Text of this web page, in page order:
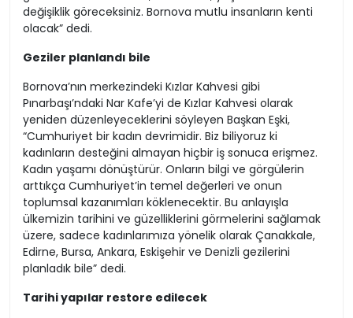
değişiklik göreceksiniz. Bornova mutlu insanların kenti
olacak” dedi.
Geziler planlandı bile
Bornova’nın merkezindeki Kızlar Kahvesi gibi
Pınarbaşı’ndaki Nar Kafe’yi de Kızlar Kahvesi olarak
yeniden düzenleyeceklerini söyleyen Başkan Eşki,
“Cumhuriyet bir kadın devrimidir. Biz biliyoruz ki
kadınların desteğini almayan hiçbir iş sonuca erişmez.
Kadın yaşamı dönüştürür. Onların bilgi ve görgülerin
arttıkça Cumhuriyet’in temel değerleri ve onun
toplumsal kazanımları köklenecektir. Bu anlayışla
ülkemizin tarihini ve güzelliklerini görmelerini sağlamak
üzere, sadece kadınlarımıza yönelik olarak Çanakkale,
Edirne, Bursa, Ankara, Eskişehir ve Denizli gezilerini
planladık bile” dedi.
Tarihi yapılar restore edilecek